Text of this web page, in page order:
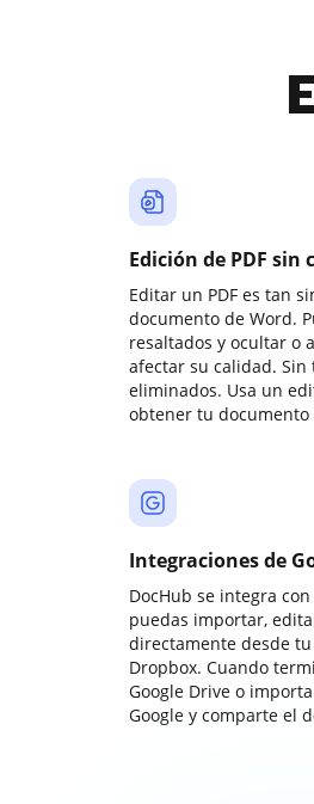
Edición de PDF sin
Editar un PDF es tan
documento de Word.
resaltados y ocultar o
afectar su calidad.
eliminados. Usa un
obtener tu
Integraciones de
DocHub se integra
puedas importar,
directamente desde tu
Dropbox. Cuando
Google Drive o
Google y comparte el